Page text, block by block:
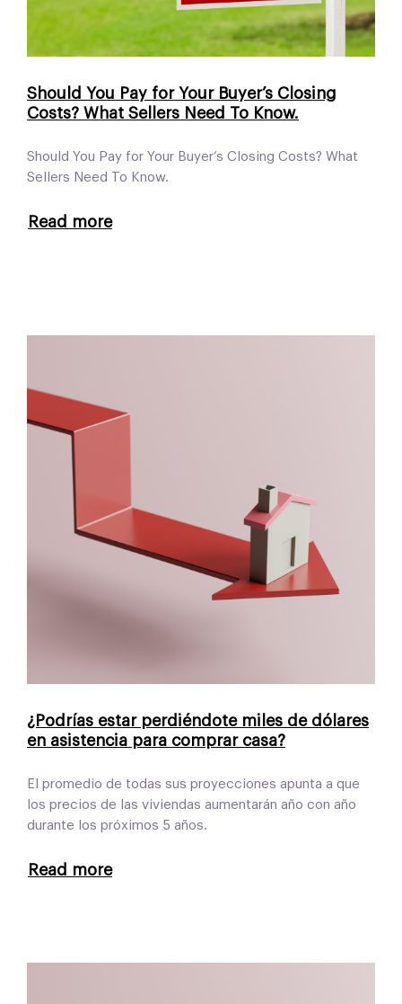
Should You Pay for Your Buyer’s Closing
Costs? What Sellers Need To Know.
Should You Pay for Your Buyer’s Closing Costs? What
Sellers Need To Know.
Read more
¿Podrías estar perdiéndote miles de dólares
en asistencia para comprar casa?
El promedio de todas sus proyecciones apunta a que
los precios de las viviendas aumentarán año con año
durante los próximos 5 años.
Read more